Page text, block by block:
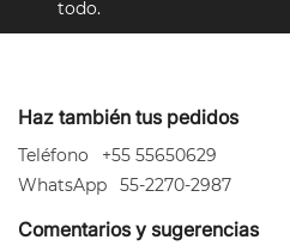
todo.
Haz también tus pedidos
Teléfono
+55 55650629
WhatsApp
55-2270-2987
Comentarios y sugerencias